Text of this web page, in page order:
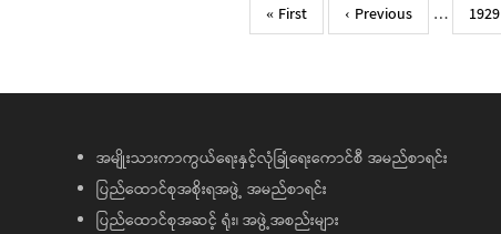
First
page
« First
Previous
page
‹ Previous … Page
1929
အမျိုးသားကာကွယ်ရေးနှင့်လုံခြုံရေးကောင်စီ အမည်စာရင်း
ပြည်ထောင်စုအစိုးရအဖွဲ့ အမည်စာရင်း
ပြည်ထောင်စုအဆင့် ရုံး၊ အဖွဲ့အစည်းများ